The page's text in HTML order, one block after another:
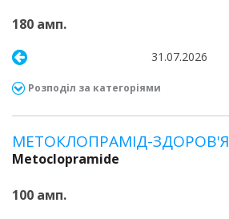
180 амп.
31.07.2026
Розподіл за категоріями
МЕТОКЛОПРАМІД-ЗДОРОВ'Я
Metoclopramide
100 амп.